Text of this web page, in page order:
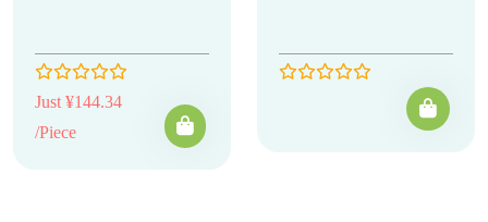
Just ¥144.34
/Piece